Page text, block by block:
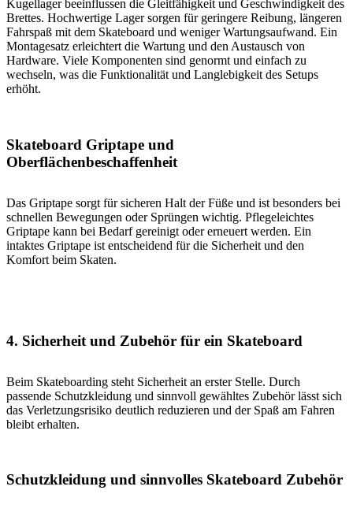
Kugellager beeinflussen die Gleitfähigkeit und Geschwindigkeit des
Brettes. Hochwertige Lager sorgen für geringere Reibung, längeren
Fahrspaß mit dem Skateboard und weniger Wartungsaufwand. Ein
Montagesatz erleichtert die Wartung und den Austausch von
Hardware. Viele Komponenten sind genormt und einfach zu
wechseln, was die Funktionalität und Langlebigkeit des Setups
erhöht.
Skateboard Griptape und
Oberflächenbeschaffenheit
Das Griptape sorgt für sicheren Halt der Füße und ist besonders bei
schnellen Bewegungen oder Sprüngen wichtig. Pflegeleichtes
Griptape kann bei Bedarf gereinigt oder erneuert werden. Ein
intaktes Griptape ist entscheidend für die Sicherheit und den
Komfort beim Skaten.
4. Sicherheit und Zubehör für ein Skateboard
Beim Skateboarding steht Sicherheit an erster Stelle. Durch
passende Schutzkleidung und sinnvoll gewähltes Zubehör lässt sich
das Verletzungsrisiko deutlich reduzieren und der Spaß am Fahren
bleibt erhalten.
Schutzkleidung und sinnvolles Skateboard Zubehör